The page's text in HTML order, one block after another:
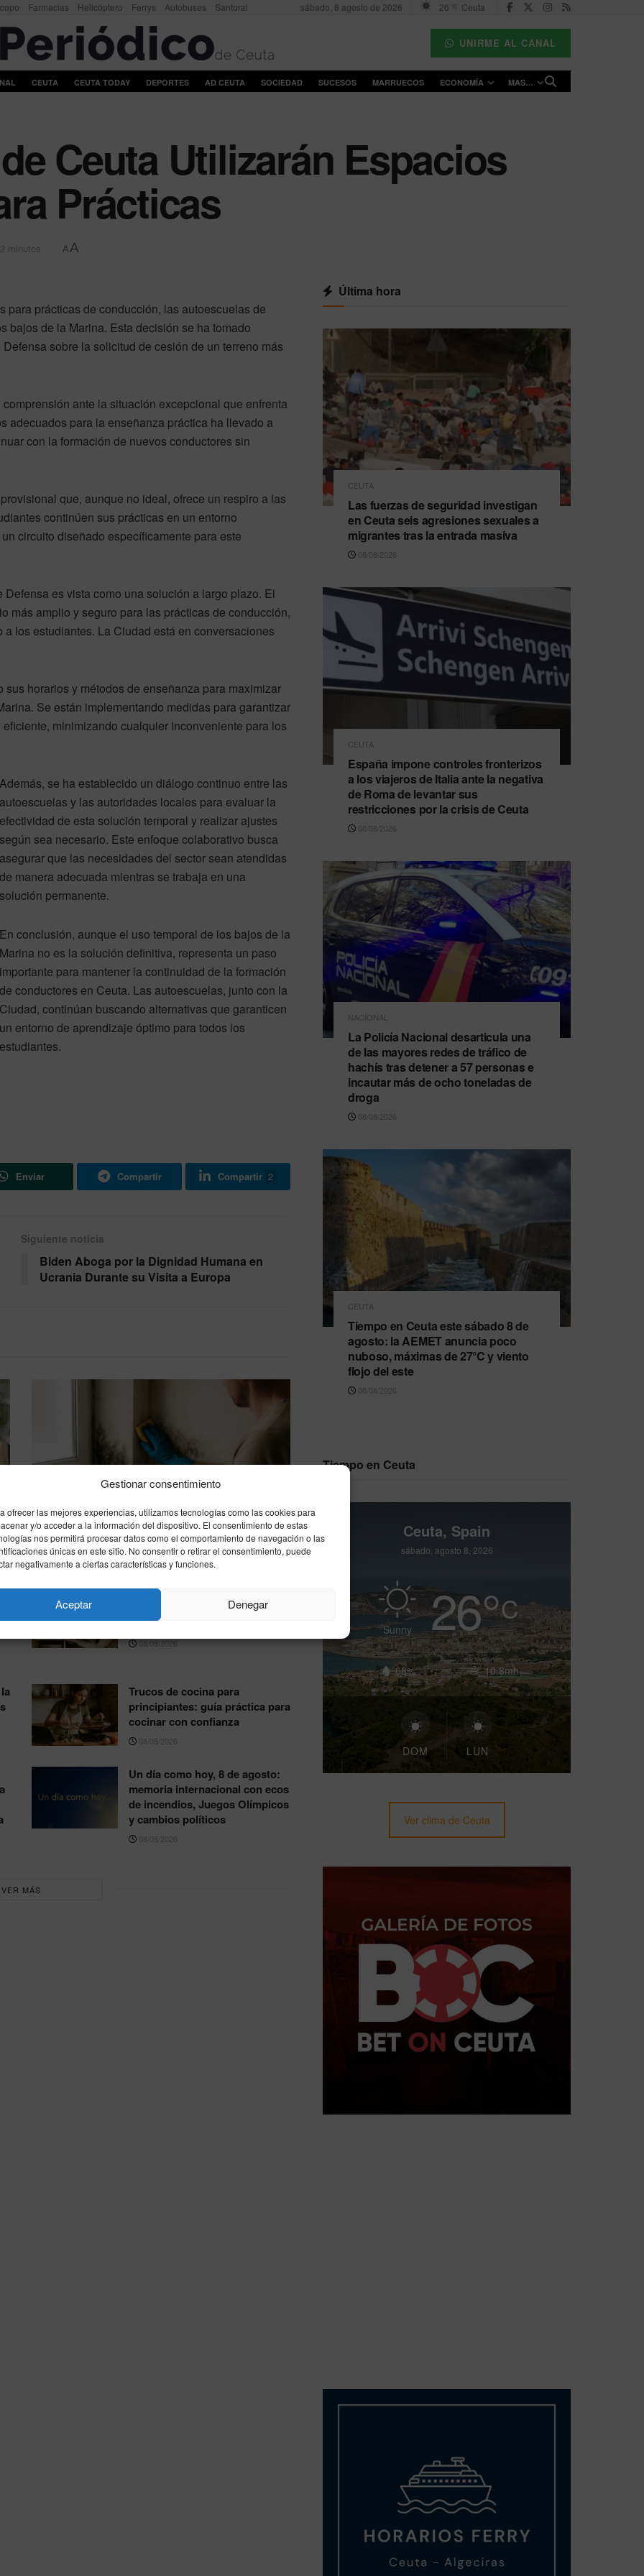
Gestionar consentimiento
ofrecer las mejores experiencias, utilizamos tecnologías como las cookies para
y/o acceder a la información del dispositivo. El consentimiento de estas
nos permitirá procesar datos como el comportamiento de navegación o las
únicas en este sitio. No consentir o retirar el consentimiento, puede
negativamente a ciertas características y funciones.
Aceptar Denegar
Farmacias Helicóptero Ferrys Autobuses Santoral sábado, 8 agosto de 2026 26 °C Ceuta
UNIRME AL CANAL
CEUTA CEUTA TODAY DEPORTES AD CEUTA SOCIEDAD SUCESOS MARRUECOS ECONOMÍA MAS…
Ceuta Utilizarán Espacios
Prácticas
minutos AA
prácticas de conducción, las autoescuelas de
bajos de la Marina. Esta decisión se ha tomado
sobre la solicitud de cesión de un terreno más
comprensión ante la situación excepcional que enfrenta
adecuados para la enseñanza práctica ha llevado a
con la formación de nuevos conductores sin
que, aunque no ideal, ofrece un respiro a las
continúen sus prácticas en un entorno
circuito diseñado específicamente para este
Defensa es vista como una solución a largo plazo. El
más amplio y seguro para las prácticas de conducción,
los estudiantes. La Ciudad está en conversaciones
horarios y métodos de enseñanza para maximizar
Se están implementando medidas para garantizar
minimizando cualquier inconveniente para los
Además, se ha establecido un diálogo continuo entre las
autoescuelas y las autoridades locales para evaluar la
efectividad de esta solución temporal y realizar ajustes
según sea necesario. Este enfoque colaborativo busca
asegurar que las necesidades del sector sean atendidas
de manera adecuada mientras se trabaja en una
solución permanente.
En conclusión, aunque el uso temporal de los bajos de la
Marina no es la solución definitiva, representa un paso
importante para mantener la continuidad de la formación
de conductores en Ceuta. Las autoescuelas, junto con la
Ciudad, continúan buscando alternativas que garanticen
un entorno de aprendizaje óptimo para todos los
estudiantes.
Enviar Compartir Compartir 2
Siguiente noticia
Biden Aboga por la Dignidad Humana en
Ucrania Durante su Visita a Europa
baño: guía práctica y medidas para
prevenirlos
08/08/2026
Cómo organizar el armario y
aprovechar el espacio: guía
práctica y sencilla
08/08/2026
Trucos de cocina para
principiantes: guía práctica para
cocinar con confianza
08/08/2026
Un día como hoy, 8 de agosto:
memoria internacional con ecos
de incendios, Juegos Olímpicos
y cambios políticos
08/08/2026
VER MÁS
Última hora
CEUTA
Las fuerzas de seguridad investigan
en Ceuta seis agresiones sexuales a
migrantes tras la entrada masiva
08/08/2026
CEUTA
España impone controles fronterizos
a los viajeros de Italia ante la negativa
de Roma de levantar sus
restricciones por la crisis de Ceuta
08/08/2026
NACIONAL
La Policía Nacional desarticula una
de las mayores redes de tráfico de
hachís tras detener a 57 personas e
incautar más de ocho toneladas de
droga
08/08/2026
CEUTA
Tiempo en Ceuta este sábado 8 de
agosto: la AEMET anuncia poco
nuboso, máximas de 27°C y viento
flojo del este
08/08/2026
Tiempo en Ceuta
Ceuta, Spain
sábado, agosto 8, 2026
Sunny 26°C
68% 10.8mh
DOM LUN
Ver clima de Ceuta